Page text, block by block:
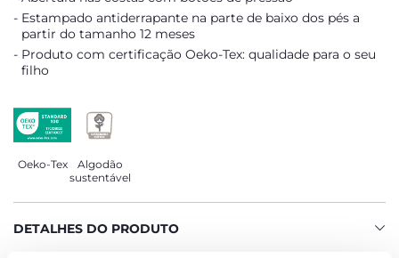
Estampado antiderrapante na parte de baixo dos pés a
partir do tamanho 12 meses
Produto com certificação Oeko-Tex: qualidade para o seu
filho
Oeko-Tex
Algodão
sustentável
DETALHES DO PRODUTO